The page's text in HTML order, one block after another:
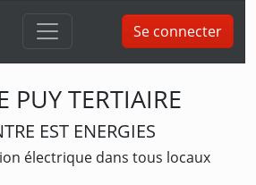
Se connecter
PUY TERTIAIRE
EST ENERGIES
électrique dans tous locaux